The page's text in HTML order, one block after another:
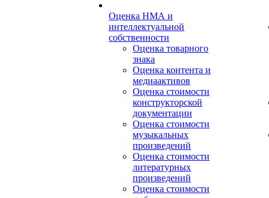
Оценка НМА и
интеллектуальной
собственности
Оценка товарного
знака
Оценка контента и
медиаактивов
Оценка стоимости
конструкторской
документации
Оценка стоимости
музыкальных
произведений
Оценка стоимости
литературных
произведений
Оценка стоимости